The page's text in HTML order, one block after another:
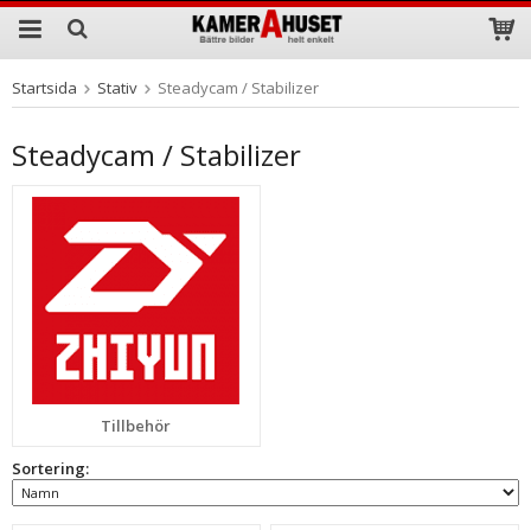
Produkten har blivit tillagd i varukorgen
Startsida Stativ Steadycam / Stabilizer
Steadycam / Stabilizer
Tillbehör
Sortering: